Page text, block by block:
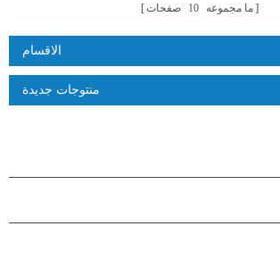
ما مجموعه 10 صفحات
الاقسام
منتوجات جديدة